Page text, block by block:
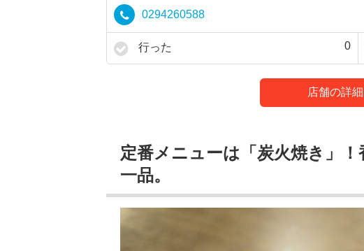
0294260588
行った 0
店舗の詳
定番メニューは「炭火焼き」
一品。